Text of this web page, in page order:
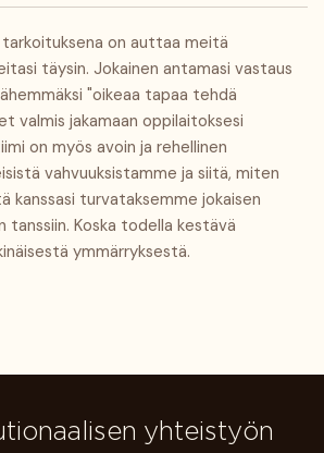
on auttaa meitä
täysin. Jokainen antamasi vastaus
"oikeaa tapaa tehdä
valmis jakamaan oppilaitoksesi
on myös avoin ja rehellinen
vahvuuksistamme ja siitä, miten
turvataksemme jokaisen
tanssiin. Koska todella kestävä
ymmärryksestä.
yhteistyön